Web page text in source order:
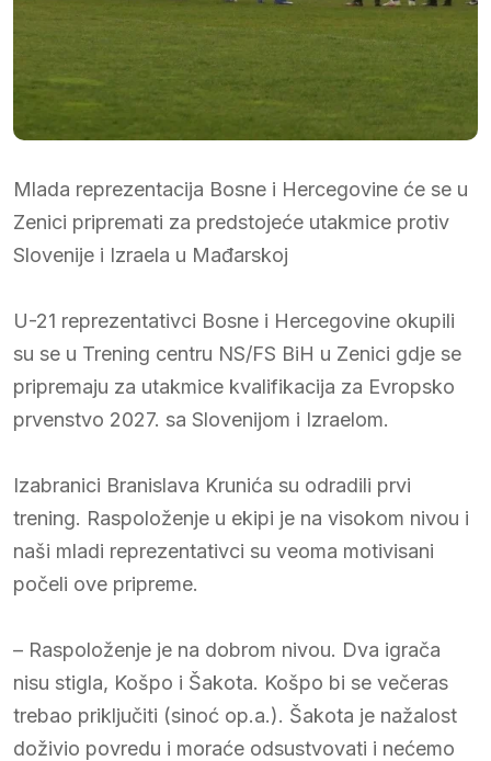
Mlada reprezentacija Bosne i Hercegovine će se u
Zenici pripremati za predstojeće utakmice protiv
Slovenije i Izraela u Mađarskoj
U-21 reprezentativci Bosne i Hercegovine okupili
su se u Trening centru NS/FS BiH u Zenici gdje se
pripremaju za utakmice kvalifikacija za Evropsko
prvenstvo 2027. sa Slovenijom i Izraelom.
Izabranici Branislava Krunića su odradili prvi
trening. Raspoloženje u ekipi je na visokom nivou i
naši mladi reprezentativci su veoma motivisani
počeli ove pripreme.
– Raspoloženje je na dobrom nivou. Dva igrača
nisu stigla, Košpo i Šakota. Košpo bi se večeras
trebao priključiti (sinoć op.a.). Šakota je nažalost
doživio povredu i moraće odsustvovati i nećemo